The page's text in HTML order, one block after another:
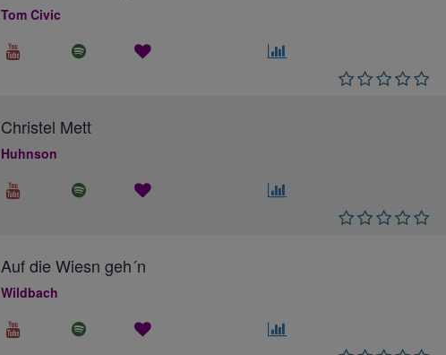
Tom Civic
Christel Mett
Huhnson
Auf die Wiesn geh´n
Wildbach